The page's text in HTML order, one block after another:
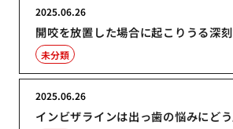
開咬を放置した場合に起こりうる深
2025.06.26
未分類
インビザラインは出っ歯の悩みにど
2025.06.26